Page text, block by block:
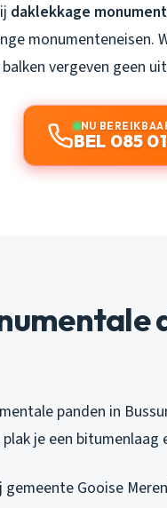
daklekkage
monumenteneisen.
vergeven geen
NU
BEL 085
panden in
je een
Gooise